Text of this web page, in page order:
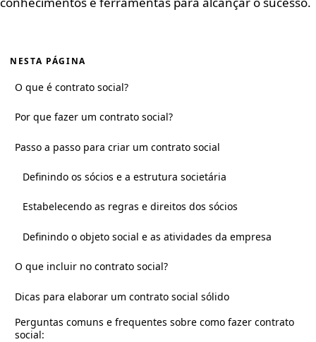
NESTA PÁGINA
O que é contrato social?
Por que fazer um contrato social?
Passo a passo para criar um contrato social
Definindo os sócios e a estrutura societária
Estabelecendo as regras e direitos dos sócios
Definindo o objeto social e as atividades da empresa
O que incluir no contrato social?
Dicas para elaborar um contrato social sólido
Perguntas comuns e frequentes sobre como fazer contrato
social: